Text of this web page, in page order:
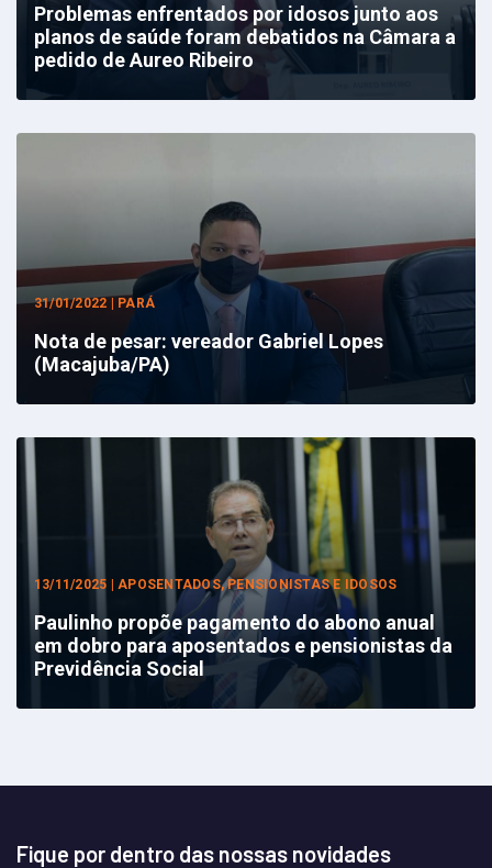
Problemas enfrentados por idosos junto aos
planos de saúde foram debatidos na Câmara a
pedido de Aureo Ribeiro
31/01/2022 | PARÁ
Nota de pesar: vereador Gabriel Lopes
(Macajuba/PA)
13/11/2025 | APOSENTADOS, PENSIONISTAS E IDOSOS
Paulinho propõe pagamento do abono anual
em dobro para aposentados e pensionistas da
Previdência Social
Fique por dentro das nossas novidades